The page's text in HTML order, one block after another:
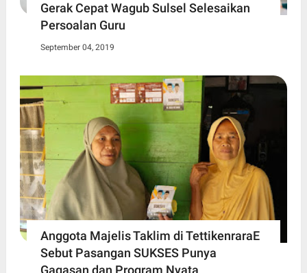
Gerak Cepat Wagub Sulsel Selesaikan
Persoalan Guru
September 04, 2019
Anggota Majelis Taklim di TettikenraraE
Sebut Pasangan SUKSES Punya
Gagasan dan Program Nyata